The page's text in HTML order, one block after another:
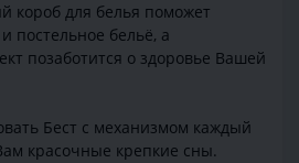
короб для белья поможет
постельное бельё, а
позаботится о здоровье Вашей
Бест с механизмом каждый
красочные крепкие сны.